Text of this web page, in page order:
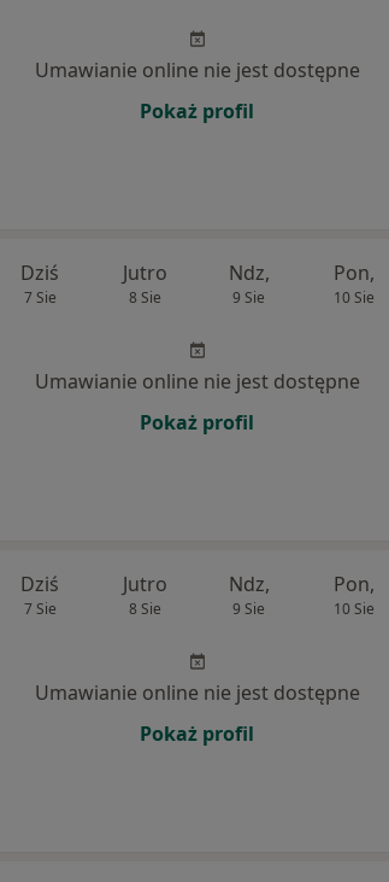
Umawianie online nie jest dostępne
Pokaż profil
Dziś
7 Sie
Jutro
8 Sie
Ndz,
9 Sie
Pon,
10 Sie
Umawianie online nie jest dostępne
Pokaż profil
Dziś
7 Sie
Jutro
8 Sie
Ndz,
9 Sie
Pon,
10 Sie
Umawianie online nie jest dostępne
Pokaż profil